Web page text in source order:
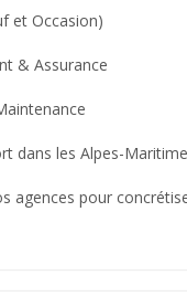
et Occasion)
& Assurance
dans les Alpes-
agences pour